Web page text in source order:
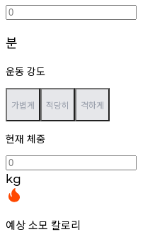
분
운동 강도
가볍게 적당히 격하게
현재 체중
kg
예상 소모 칼로리